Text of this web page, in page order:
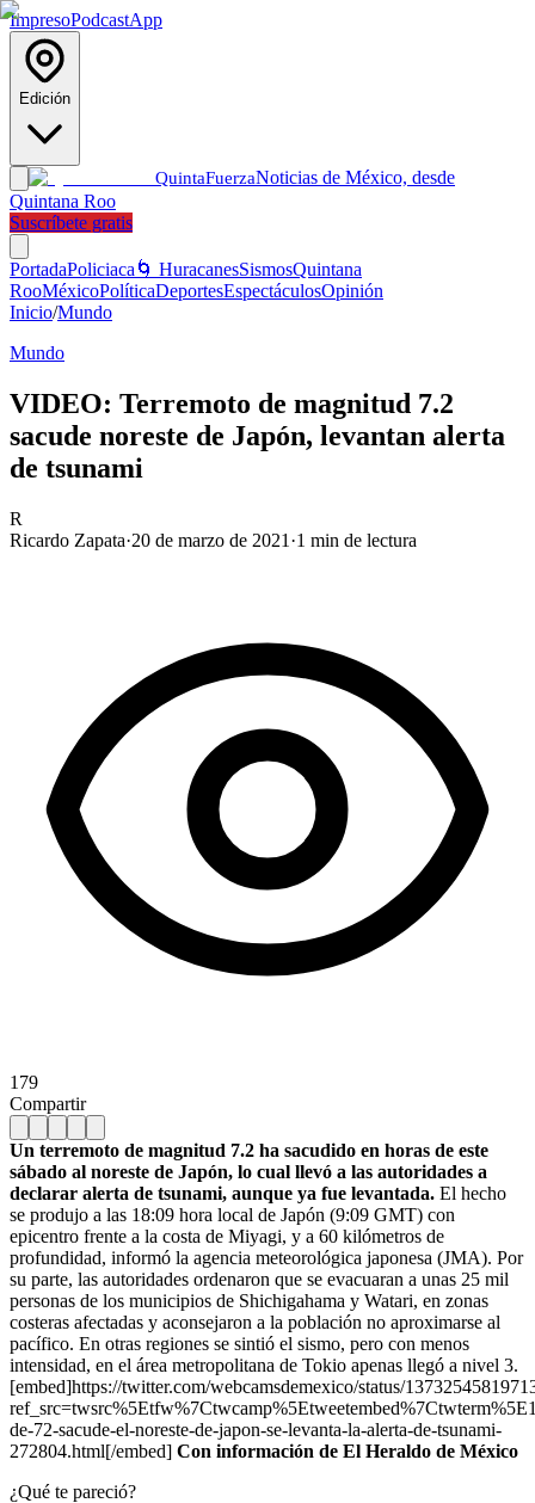
ImpresoPodcastApp
Edición
QuintaFuerzaNoticias de México, desde
Quintana Roo
Suscríbete gratis
PortadaPoliciaca 🌀 HuracanesSismosQuintana
RooMéxicoPolíticaDeportesEspectáculosOpinión
Inicio/Mundo
Mundo
VIDEO: Terremoto de magnitud 7.2
sacude noreste de Japón, levantan alerta
de tsunami
R
Ricardo Zapata·20 de marzo de 2021 ·1 min de lectura
179
Compartir
Un terremoto de magnitud 7.2 ha sacudido en horas de este
sábado al noreste de Japón, lo cual llevó a las autoridades a
declarar alerta de tsunami, aunque ya fue levantada. El hecho
se produjo a las 18:09 hora local de Japón (9:09 GMT) con
epicentro frente a la costa de Miyagi, y a 60 kilómetros de
profundidad, informó la agencia meteorológica japonesa (JMA). Por
su parte, las autoridades ordenaron que se evacuaran a unas 25 mil
personas de los municipios de Shichigahama y Watari, en zonas
costeras afectadas y aconsejaron a la población no aproximarse al
pacífico. En otras regiones se sintió el sismo, pero con menos
intensidad, en el área metropolitana de Tokio apenas llegó a nivel 3.
[embed]https://twitter.com/webcamsdemexico/status/
de-72-sacude-el-noreste-de-japon-se-levanta-la-alerta-de-tsunami-
272804.html[/embed] Con información de El Heraldo de México
¿Qué te pareció?